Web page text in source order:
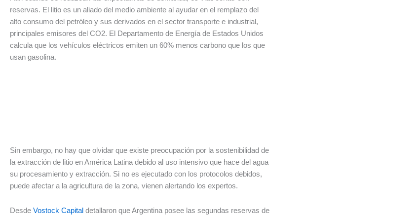
reservas. El litio es un aliado del medio ambiente al ayudar en el remplazo del
alto consumo del petróleo y sus derivados en el sector transporte e industrial,
principales emisores del CO2. El Departamento de Energía de Estados Unidos
calcula que los vehículos eléctricos emiten un 60% menos carbono que los que
usan gasolina.
Sin embargo, no hay que olvidar que existe preocupación por la sostenibilidad de
la extracción de litio en América Latina debido al uso intensivo que hace del agua
su procesamiento y extracción. Si no es ejecutado con los protocolos debidos,
puede afectar a la agricultura de la zona, vienen alertando los expertos.
Desde Vostock Capital detallaron que Argentina posee las segundas reservas de